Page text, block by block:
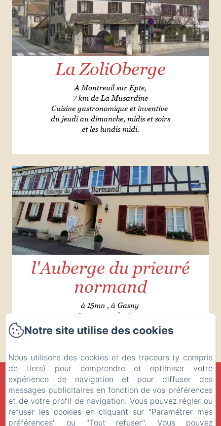
La ZoliOberge
A Montreuil sur Epte,
7 km de La Musardine
Cuisine gastronomique et inventive
du jeudi au dimanche, midis et soirs
et les lundis midi.
l'Auberge du prieuré
normand
à 15mn , à Gasny
Ouvert tous les jours
sauf les mardis et mercredi
LA MUSARDINE EN VEXIN
Politique de confidentialitéInformations légales
Informations sur les cookies
27 Rue des Fontaines, Omerville, 95420, France
contact@la-musardine-en-vexin.com
Notre site utilise des cookies
Nous utilisons des cookies et des traceurs (y compris
de tiers) pour comprendre et optimiser votre
expérience de navigation et pour diffuser des
messages publicitaires en fonction de vos préférences
et de votre profil de navigation. Vous pouvez régler ou
refuser les cookies en cliquant sur "Paramétrer mes
préférences" ou "Tout refuser". Vous pouvez